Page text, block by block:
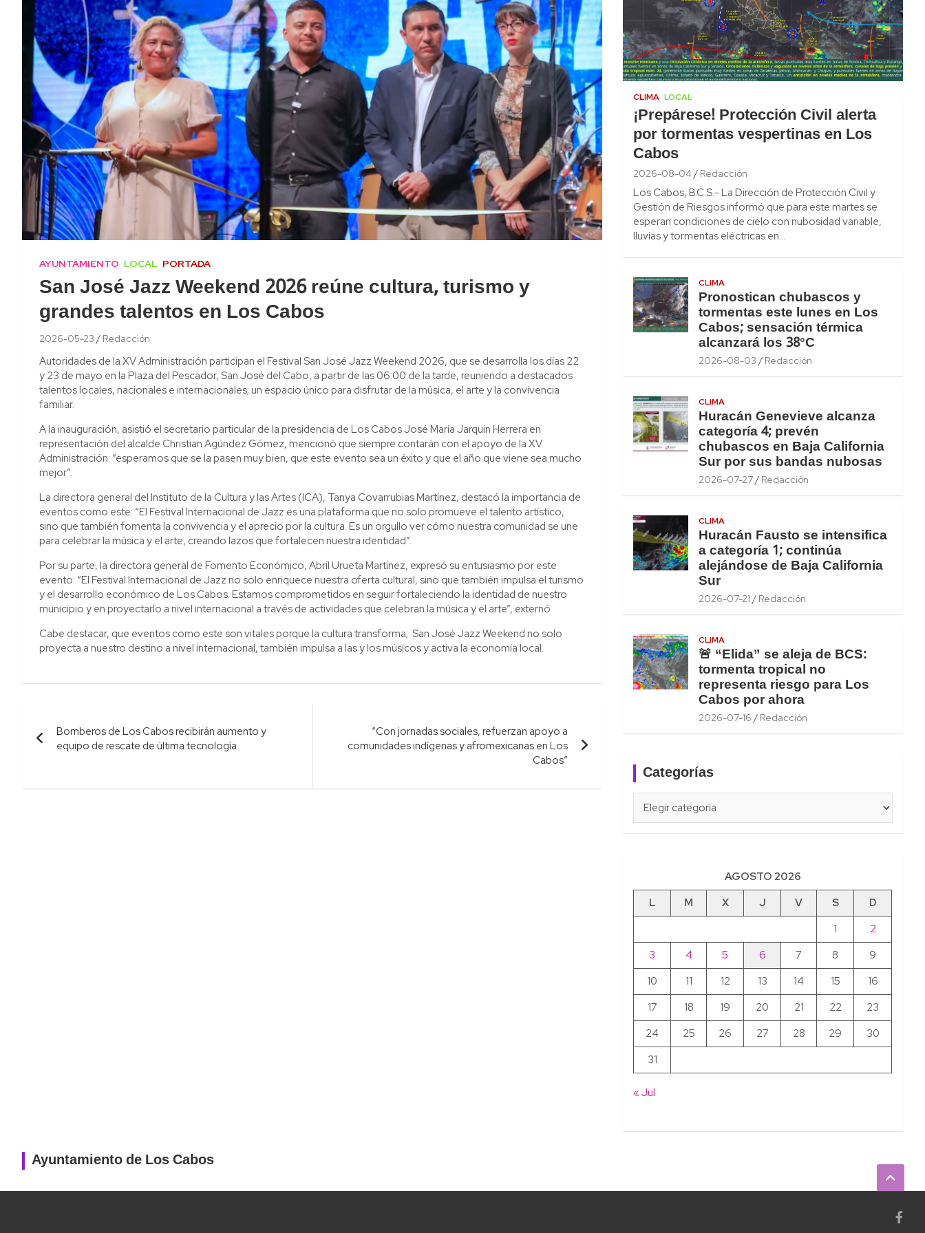
AYUNTAMIENTO LOCAL PORTADA
San José Jazz Weekend 2026 reúne cultura, turismo y
grandes talentos en Los Cabos
2026-05-23 Redacción
Autoridades de la XV Administración participan el Festival San José Jazz Weekend 2026, que se desarrolla los días 22
y 23 de mayo en la Plaza del Pescador, San José del Cabo, a partir de las 06:00 de la tarde, reuniendo a destacados
talentos locales, nacionales e internacionales; un espacio único para disfrutar de la música, el arte y la convivencia
familiar.
A la inauguración, asistió el secretario particular de la presidencia de Los Cabos José María Jarquin Herrera en
representación del alcalde Christian Agúndez Gómez, mencionó que siempre contarán con el apoyo de la XV
Administración: “esperamos que se la pasen muy bien, que este evento sea un éxito y que el año que viene sea mucho
mejor”.
La directora general del Instituto de la Cultura y las Artes (ICA), Tanya Covarrubias Martínez, destacó la importancia de
eventos como este: “El Festival Internacional de Jazz es una plataforma que no solo promueve el talento artístico,
sino que también fomenta la convivencia y el aprecio por la cultura. Es un orgullo ver cómo nuestra comunidad se une
para celebrar la música y el arte, creando lazos que fortalecen nuestra identidad”.
Por su parte, la directora general de Fomento Económico, Abril Urueta Martínez, expresó su entusiasmo por este
evento: “El Festival Internacional de Jazz no solo enriquece nuestra oferta cultural, sino que también impulsa el turismo
y el desarrollo económico de Los Cabos. Estamos comprometidos en seguir fortaleciendo la identidad de nuestro
municipio y en proyectarlo a nivel internacional a través de actividades que celebran la música y el arte”, externó
Cabe destacar, que eventos como este son vitales porque la cultura transforma; San José Jazz Weekend no solo
proyecta a nuestro destino a nivel internacional, también impulsa a las y los músicos y activa la economía local.
Navegación
de
Bomberos de Los Cabos recibirán aumento y
equipo de rescate de última tecnología
“Con jornadas sociales, refuerzan apoyo a
comunidades indígenas y afromexicanas en Los
Cabos”
CLIMA LOCAL
¡Prepárese! Protección Civil alerta
por tormentas vespertinas en Los
Cabos
2026-08-04 Redacción
Los Cabos, B.C.S.- La Dirección de Protección Civil y
Gestión de Riesgos informó que para este martes se
esperan condiciones de cielo con nubosidad variable,
lluvias y tormentas eléctricas en…
CLIMA
Pronostican chubascos y
tormentas este lunes en Los
Cabos; sensación térmica
alcanzará los 38°C
2026-08-03 Redacción
CLIMA
Huracán Genevieve alcanza
categoría 4; prevén
chubascos en Baja California
Sur por sus bandas nubosas
2026-07-27 Redacción
CLIMA
Huracán Fausto se intensifica
a categoría 1; continúa
alejándose de Baja California
Sur
2026-07-21 Redacción
CLIMA
🚨 “Elida” se aleja de BCS:
tormenta tropical no
representa riesgo para Los
Cabos por ahora
2026-07-16 Redacción
Categorías
AGOSTO 2026
L
M X J V S
D
1
2
3
4 5 6 7 8
9
10
11 12 13 14 15
16
17
18 19 20 21 22
23
24
25 26 27 28 29
30
31
« Jul
Ayuntamiento de Los Cabos